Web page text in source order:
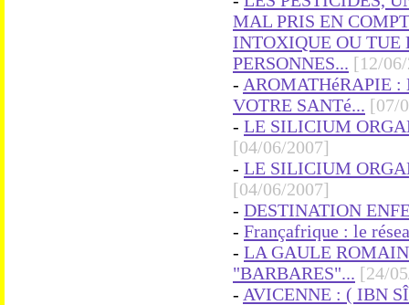
MAL PRIS EN
INTOXIQUE OU TUE
PERSONNES... [12/
- AROMATHéRAPIE :
VOTRE SANTé... [07/
- LE SILICIUM
[04/06/2007]
- LE SILICIUM
[04/06/2007]
- DESTINATION
- Françafrique : le
- LA GAULE
"BARBARES"... [24/
- AVICENNE : ( IBN